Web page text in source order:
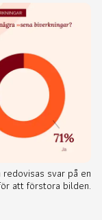
svar på en
att förstora bilden.